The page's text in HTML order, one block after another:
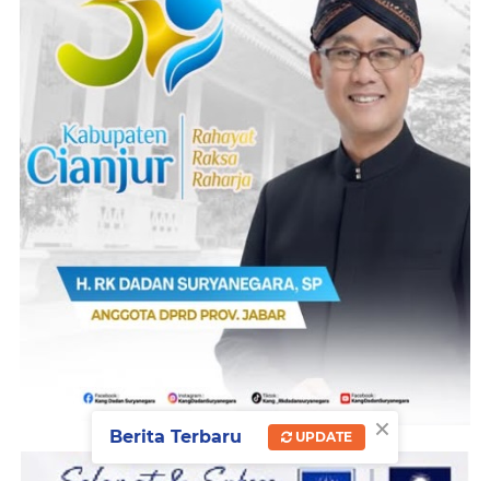
×
Berita Terbaru UPDATE